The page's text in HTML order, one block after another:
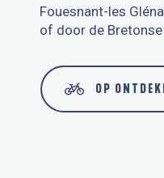
Fouesnant-les
of door de
OP